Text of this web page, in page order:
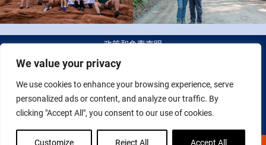
We value your privacy
We use cookies to enhance your browsing experience, serve
personalized ads or content, and analyze our traffic. By
clicking "Accept All", you consent to our use of cookies.
Customize Reject All Accept All
政策和免责声明
© 2026 Fight Colorectal Cancer 版权所有。 税务识别号（Tax
ID）：20-2622550